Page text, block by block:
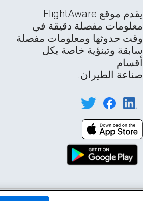
يقدم موقع FlightAware
معلومات مفصلة دقيقة في
وقت حدوثها ومعلومات مفصلة
سابقة وتبنؤية خاصة بكل
أقسام
صناعة الطيران.